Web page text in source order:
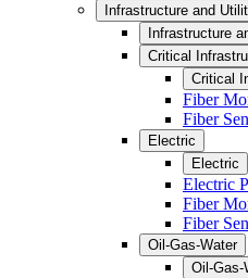
Infrastructure and
Infrastructure
Critical
Critical
Fiber
Fiber
Electric
Electric
Electric
Fiber
Fiber
Oil-Gas-Water
Oil-Gas-